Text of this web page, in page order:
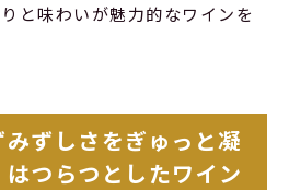
と味わいが魅力的なワインを
ずしさをぎゅっと凝
つらつとしたワイン